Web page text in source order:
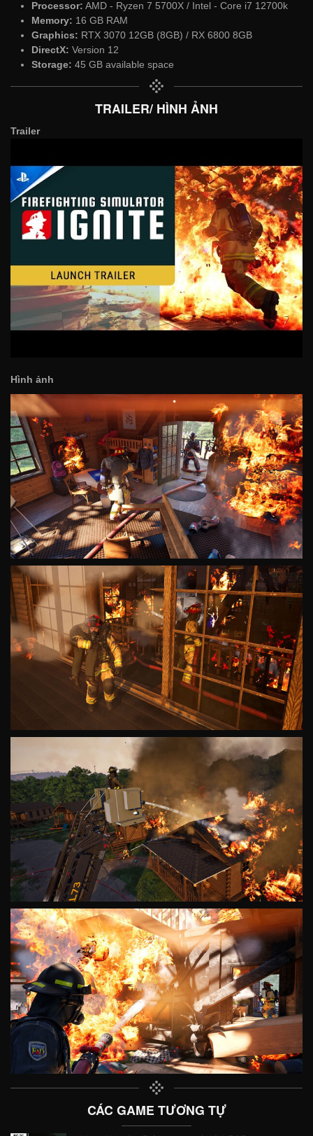
Processor: AMD - Ryzen 7 5700X / Intel - Core i7 12700k
Memory: 16 GB RAM
Graphics: RTX 3070 12GB (8GB) / RX 6800 8GB
DirectX: Version 12
Storage: 45 GB available space
TRAILER/ HÌNH ẢNH
Trailer
Hình ảnh
CÁC GAME TƯƠNG TỰ